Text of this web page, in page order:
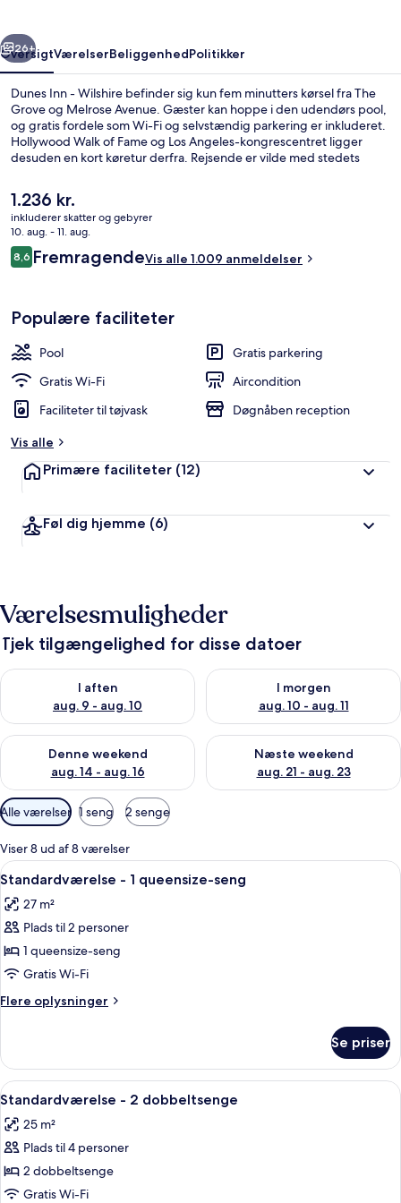
Næste
26+
OversigtVærelserBeliggenhedPolitikker
Dunes Inn - Wilshire befinder sig kun fem minutters kørsel fra The
Grove og Melrose Avenue. Gæster kan hoppe i den udendørs pool,
og gratis fordele som Wi-Fi og selvstændig parkering er inkluderet.
Hollywood Walk of Fame og Los Angeles-kongrescentret ligger
desuden en kort køretur derfra. Rejsende er vilde med stedets
Den
nuværende
pris
er
1.236 kr.
1.236 kr.
inkluderer skatter og gebyrer
10. aug. - 11. aug.
Anmeldelser
8,68,6 ud af 10.
FremragendeVis alle 1.009 anmeldelser
Populære faciliteter
Pool
Gratis parkering
Gratis Wi-Fi
Aircondition
Faciliteter til tøjvask
Døgnåben reception
Vis alle
Primære faciliteter (12)
Føl dig hjemme (6)
Værelsesmuligheder
Tjek tilgængelighed for disse datoer
I aften
aug. 9 - aug. 10
Tjek tilgængelighed for i aften aug. 9 - aug. 10
I morgen
aug. 10 - aug. 11
Tjek tilgængelighed for i
Denne weekend
aug. 14 - aug. 16
Tjek tilgængelighed for denne weekend aug. 14 - aug. 16
Næste weekend
aug. 21 - aug. 23
Tjek tilgængelighed for næste
Tilgængelige
filtre
for
værelser
Alle værelser 1 seng 2 senge
Viser 8 ud af 8 værelser
Indlæs
alle
billeder
af
Standardværelse
-
1
queensize-
Et hotelværelse med en stor seng,
4
Standardværelse - 1 queensize-seng
27 m²
Plads til 2 personer
1 queensize-seng
Gratis Wi-Fi
Flere oplysninger
Flere
-
queensize-
Se priser
Indlæs
alle
billeder
af
Standardværelse
-
Et hotelværelse med to senge, et
4
Standardværelse - 2 dobbeltsenge
25 m²
Plads til 4 personer
2 dobbeltsenge
Gratis Wi-Fi